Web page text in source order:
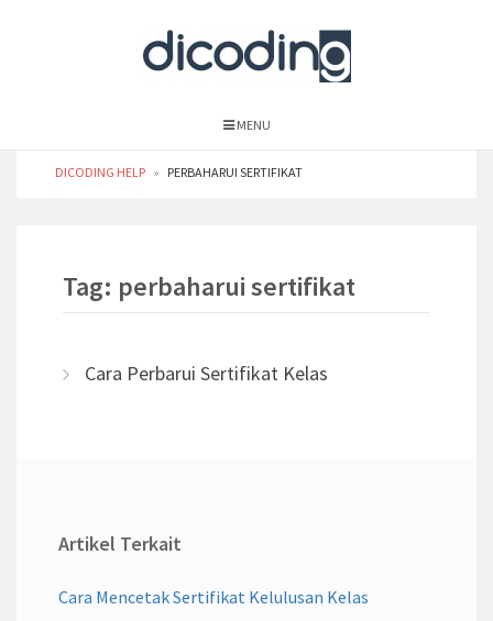
MENU
DICODING HELP » PERBAHARUI SERTIFIKAT
Tag: perbaharui sertifikat
Cara Perbarui Sertifikat Kelas
Artikel Terkait
Cara Mencetak Sertifikat Kelulusan Kelas